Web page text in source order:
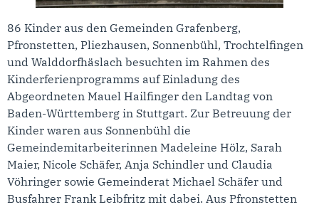
86 Kinder aus den Gemeinden Grafenberg,
Pfronstetten, Pliezhausen, Sonnenbühl, Trochtelfingen
und Walddorfhäslach besuchten im Rahmen des
Kinderferienprogramms auf Einladung des
Abgeordneten Mauel Hailfinger den Landtag von
Baden-Württemberg in Stuttgart. Zur Betreuung der
Kinder waren aus Sonnenbühl die
Gemeindemitarbeiterinnen Madeleine Hölz, Sarah
Maier, Nicole Schäfer, Anja Schindler und Claudia
Vöhringer sowie Gemeinderat Michael Schäfer und
Busfahrer Frank Leibfritz mit dabei. Aus Pfronstetten